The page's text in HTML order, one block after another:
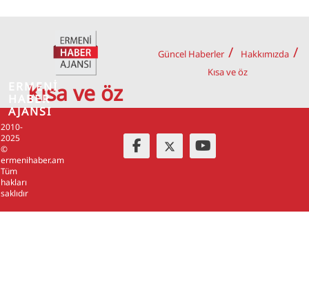
Kısa ve öz
Güncel Haberler
Hakkımızda
Kısa ve öz
2010-
2025
©
ermenihaber.am
Tüm
hakları
saklıdır
ERMENİ
HABER
AJANSI